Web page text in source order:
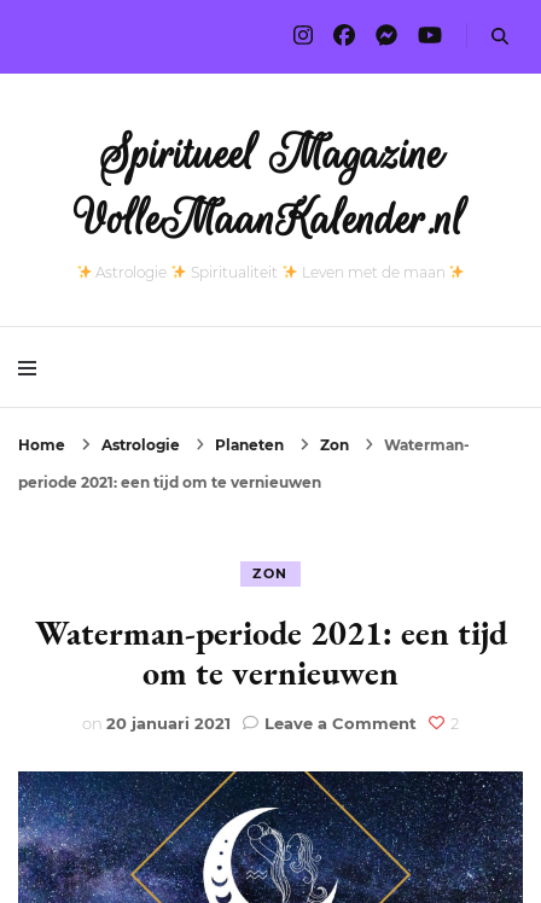
Spiritueel Magazine
VolleMaanKalender.nl
Astrologie Spiritualiteit Leven met de maan
Home Astrologie Planeten Zon Waterman-
periode 2021: een tijd om te vernieuwen
ZON
Waterman-periode 2021: een tijd
om te vernieuwen
on 20 januari 2021 Leave a Comment on
periode
2021:
een
tijd
om
te
2